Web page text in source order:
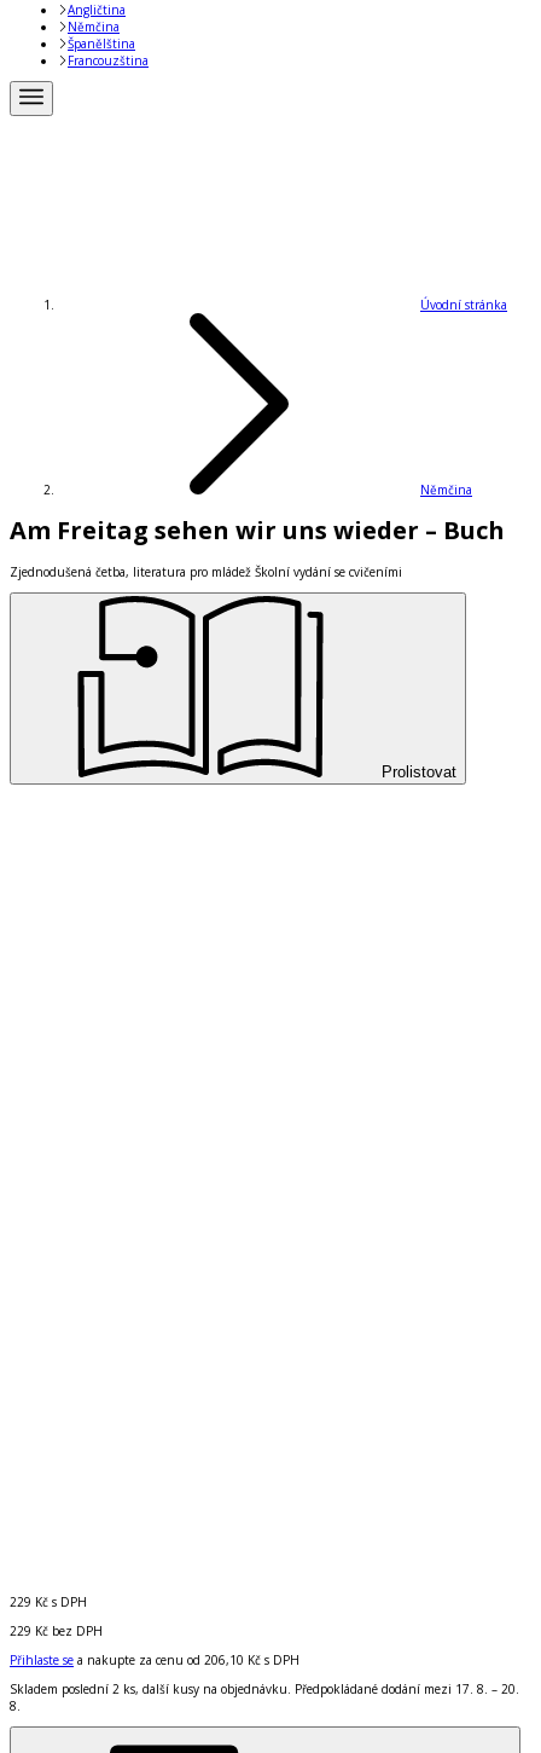
Angličtina
Němčina
Španělština
Francouzština
Úvodní stránka
Němčina
Am Freitag sehen wir uns wieder – Buch
Zjednodušená četba, literatura pro mládež Školní vydání se cvičeními
Prolistovat
229 Kč s DPH
229 Kč bez DPH
Přihlaste se a nakupte za cenu od 206,10 Kč s DPH
Skladem poslední 2 ks, další kusy na objednávku. Předpokládané dodání mezi 17. 8. – 20.
8.